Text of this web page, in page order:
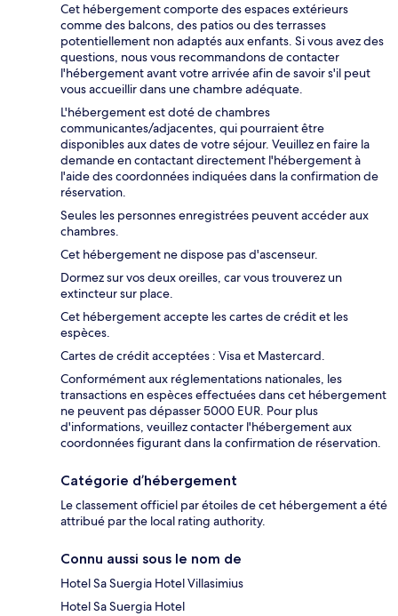
Cet hébergement comporte des espaces extérieurs
comme des balcons, des patios ou des terrasses
potentiellement non adaptés aux enfants. Si vous avez des
questions, nous vous recommandons de contacter
l'hébergement avant votre arrivée afin de savoir s'il peut
vous accueillir dans une chambre adéquate.
L'hébergement est doté de chambres
communicantes/adjacentes, qui pourraient être
disponibles aux dates de votre séjour. Veuillez en faire la
demande en contactant directement l'hébergement à
l'aide des coordonnées indiquées dans la confirmation de
réservation.
Seules les personnes enregistrées peuvent accéder aux
chambres.
Cet hébergement ne dispose pas d'ascenseur.
Dormez sur vos deux oreilles, car vous trouverez un
extincteur sur place.
Cet hébergement accepte les cartes de crédit et les
espèces.
Cartes de crédit acceptées : Visa et Mastercard.
Conformément aux réglementations nationales, les
transactions en espèces effectuées dans cet hébergement
ne peuvent pas dépasser 5000 EUR. Pour plus
d'informations, veuillez contacter l'hébergement aux
coordonnées figurant dans la confirmation de réservation.
Catégorie d’hébergement
Le classement officiel par étoiles de cet hébergement a été
attribué par the local rating authority.
Connu aussi sous le nom de
Hotel Sa Suergia Hotel Villasimius
Hotel Sa Suergia Hotel